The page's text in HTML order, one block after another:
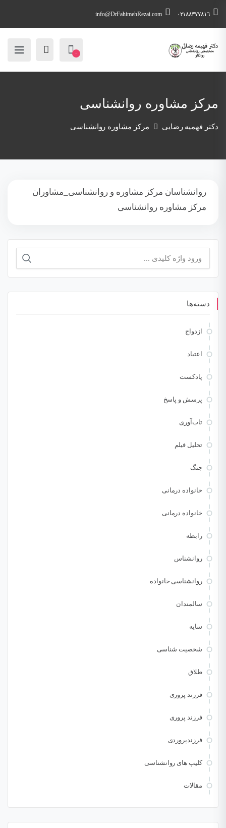
٠٢١٨٨٣٧٧٨١٦ info@DrFahimehRezai.com
۰
مرکز مشاوره روانشناسی
دکتر فهمیه رضایی مرکز مشاوره روانشناسی
روانشناسان مرکز مشاوره و روانشناسی_مشاوران
مرکز مشاوره روانشناسی
جستجو
دسته‌ها
ازدواج
اعتیاد
پادکست
پرسش و پاسخ
تاب‌آوری
تحلیل فیلم
جنگ
خانواده درمانی
خانواده درمانی
رابطه
روانشناس
روانشناسی خانواده
سالمندان
سایه
شخصیت شناسی
طلاق
فرزند پروری
فرزند پروری
فرزندپروردی
کلیپ های روانشناسی
مقالات